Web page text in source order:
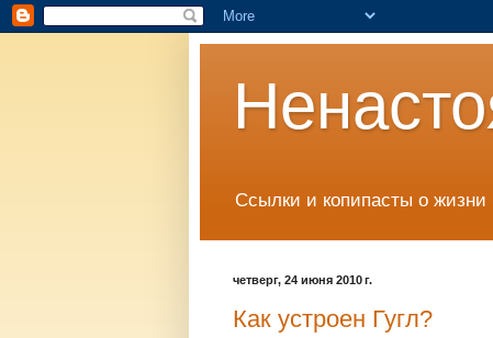
Ссылки и копипасты о жизни
четверг, 24 июня 2010 г.
Как устроен Гугл?